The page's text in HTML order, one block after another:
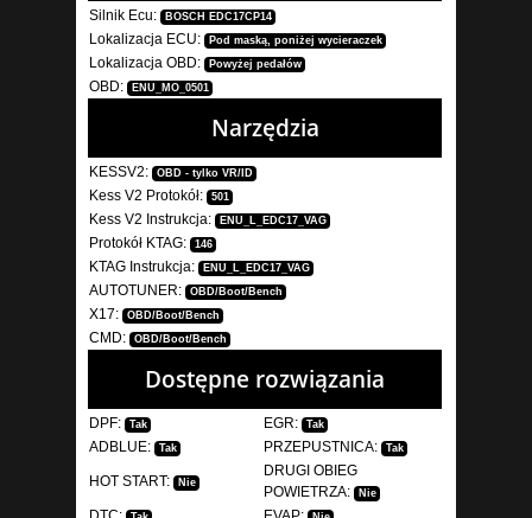
Silnik Ecu: BOSCH EDC17CP14
Lokalizacja ECU: Pod maską, poniżej wycieraczek
Lokalizacja OBD: Powyżej pedałów
OBD: ENU_MO_0501
Narzędzia
KESSV2: OBD - tylko VR/ID
Kess V2 Protokół: 501
Kess V2 Instrukcja: ENU_L_EDC17_VAG
Protokół KTAG: 146
KTAG Instrukcja: ENU_L_EDC17_VAG
AUTOTUNER: OBD/Boot/Bench
X17: OBD/Boot/Bench
CMD: OBD/Boot/Bench
Dostępne rozwiązania
DPF: Tak EGR: Tak
ADBLUE: Tak PRZEPUSTNICA: Tak
HOT START: Nie
DRUGI OBIEG
POWIETRZA:
Nie